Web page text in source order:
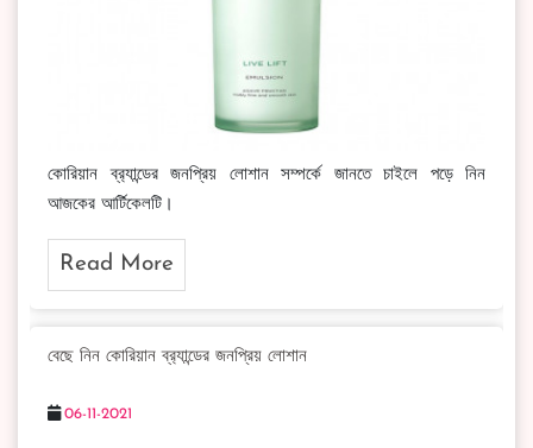
কোরিয়ান ব্র‍্যান্ডের জনপ্রিয় লোশান সম্পর্কে জানতে চাইলে পড়ে নিন
আজকের আর্টিকেলটি।
Read More
বেছে নিন কোরিয়ান ব্র‍্যান্ডের জনপ্রিয় লোশান
06-11-2021